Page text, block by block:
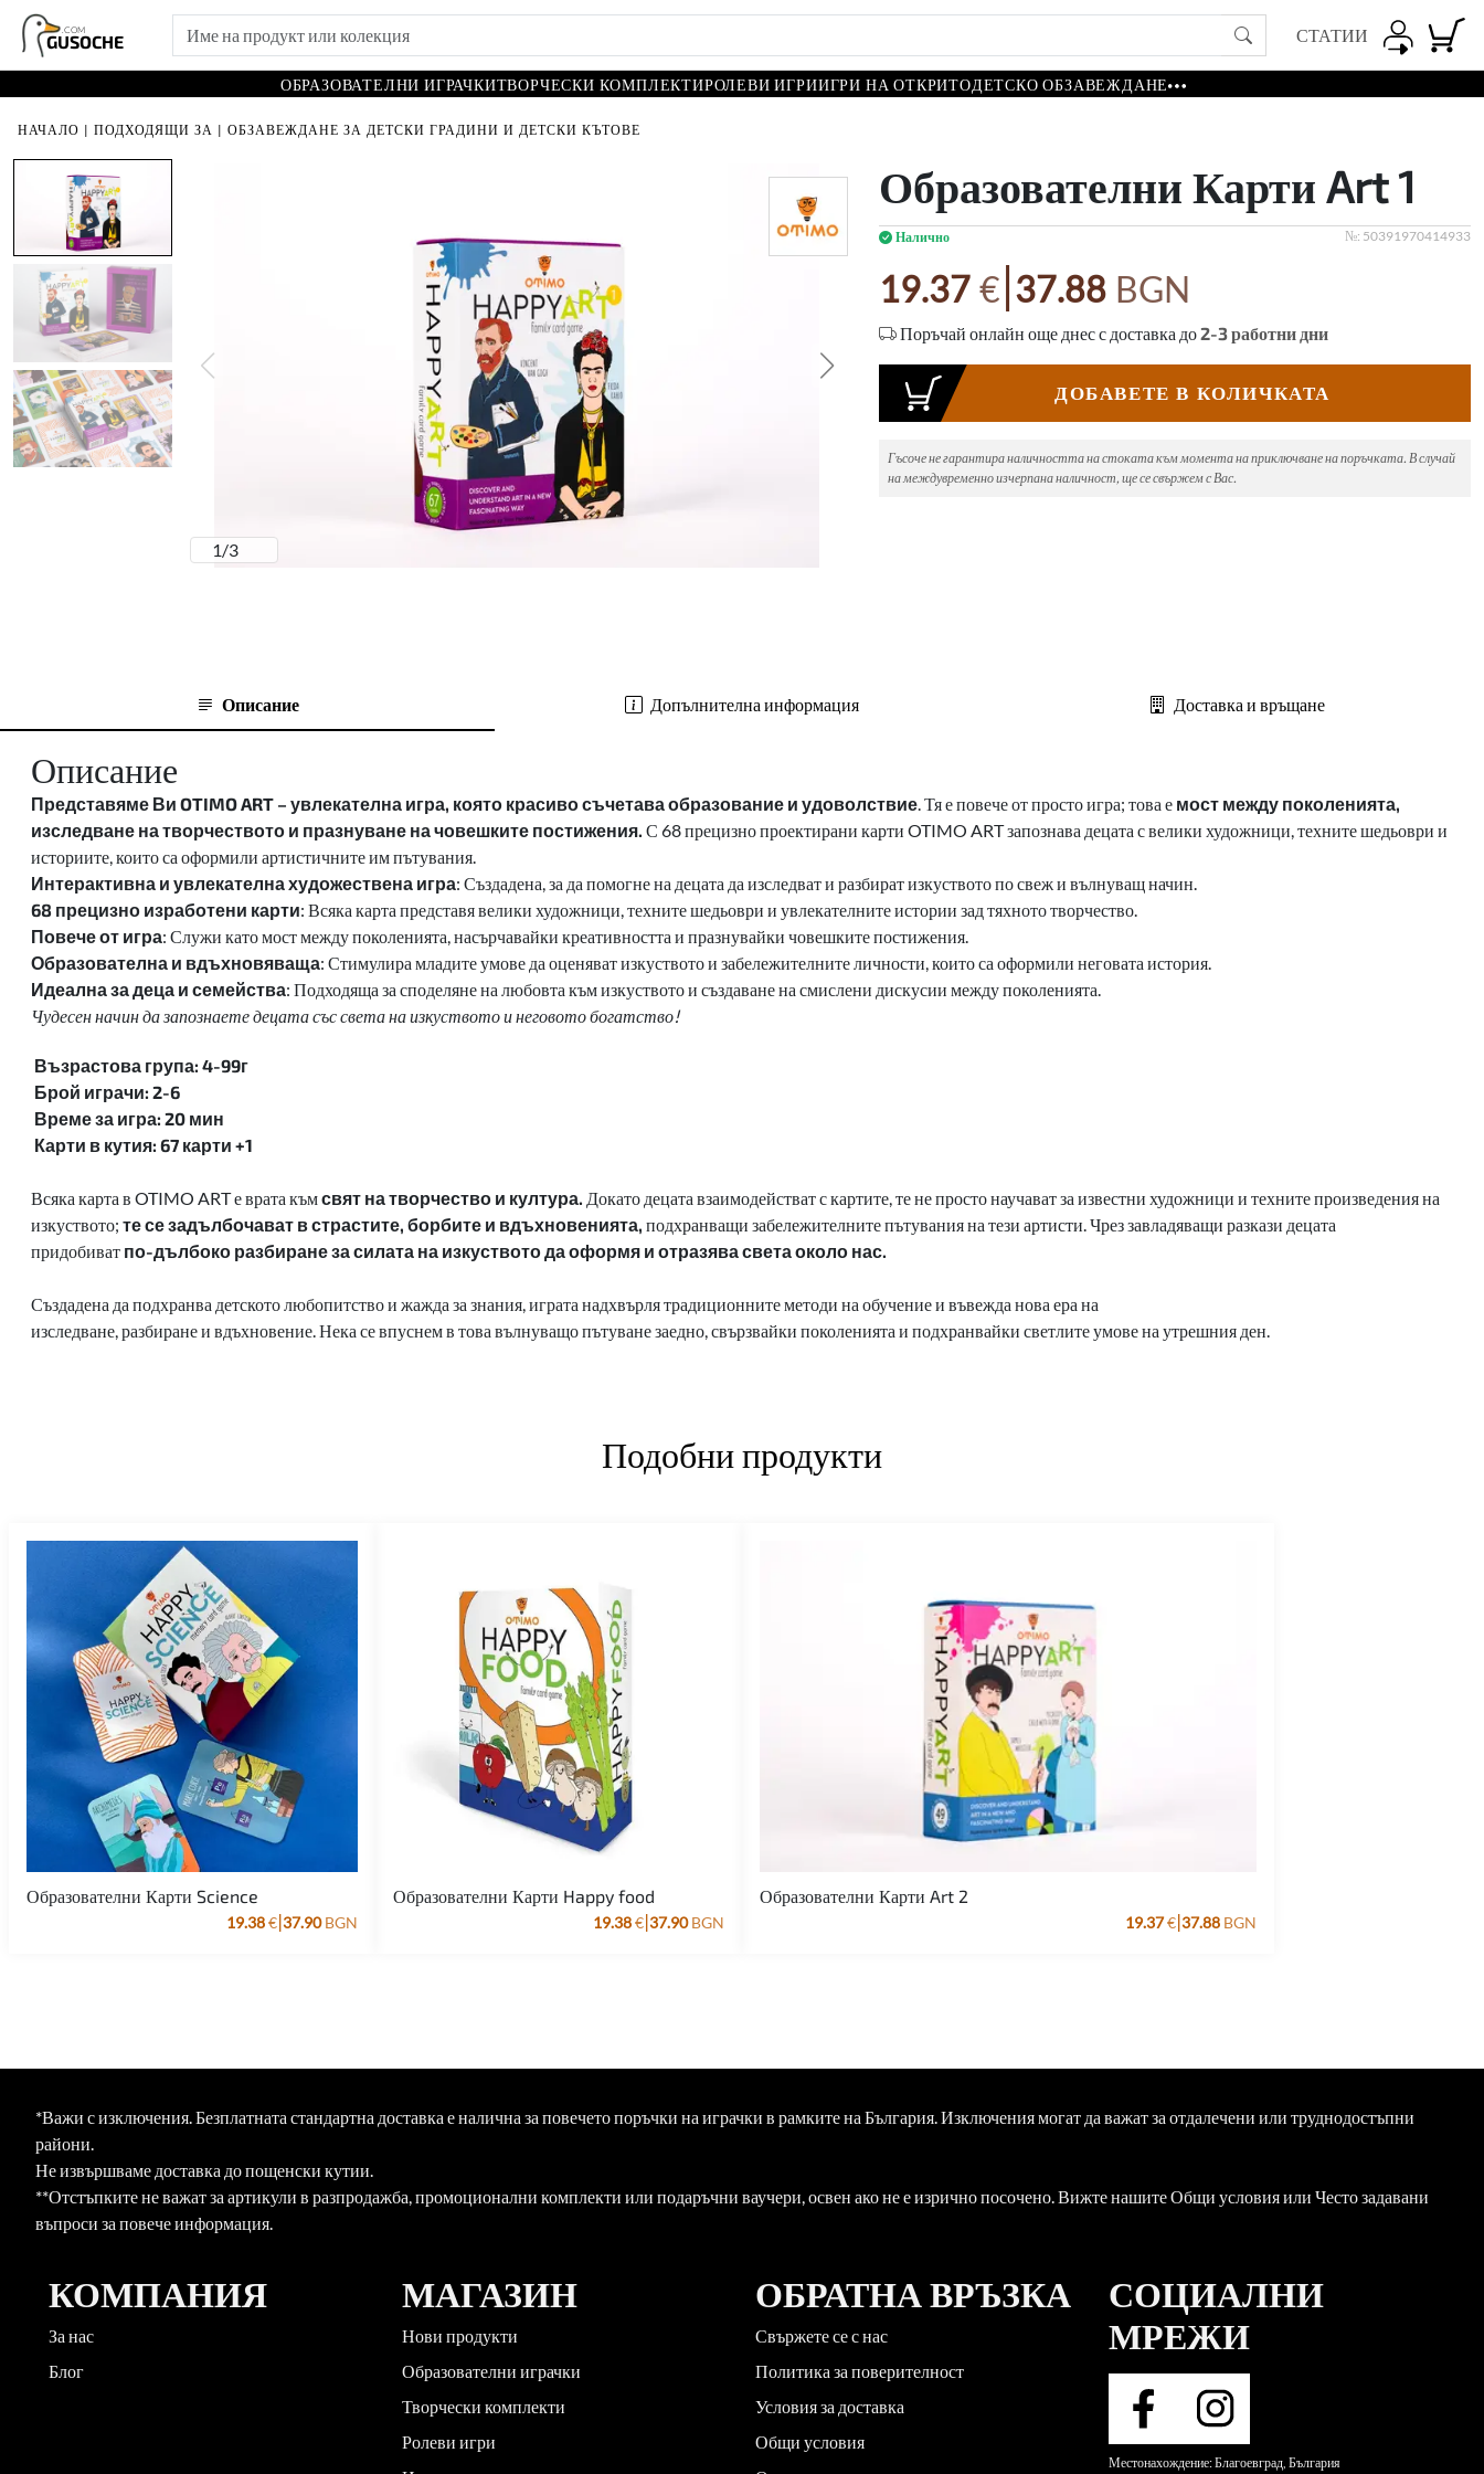
GUSOCHE
.COM СТАТИИ
ОБРАЗОВАТЕЛНИ ИГРАЧКИТВОРЧЕСКИ КОМПЛЕКТИРОЛЕВИ ИГРИИГРИ НА ОТКРИТОДЕТСКО ОБЗАВЕЖДАНЕ
НАЧАЛО | ПОДХОДЯЩИ ЗА | ОБЗАВЕЖДАНЕ ЗА ДЕТСКИ ГРАДИНИ И ДЕТСКИ КЪТОВЕ
1/3
Образователни Карти Art 1
Налично №: 50391970414933
19.37 €|37.88 BGN
Поръчай онлайн още днес с доставка до2-3работни дни
ДОБАВЕТЕ В КОЛИЧКАТА
Гъсоче не гарантира наличността на стоката към момента на приключване на поръчката. В случай
на междувременно изчерпана наличност, ще се свържем с Вас.
Описание Допълнителна информация Доставка и връщане
Описание
Представяме Ви OTIMO ART – увлекателна игра, която красиво съчетава образование и удоволствие . Тя е повече от просто игра; това е мост между поколенията,
изследване на творчеството и празнуване на човешките постижения. С 68 прецизно проектирани карти OTIMO ART запознава децата с велики художници, техните шедьоври и
историите, които са оформили артистичните им пътувания.
Интерактивна и увлекателна художествена игра: Създадена, за да помогне на децата да изследват и разбират изкуството по свеж и вълнуващ начин.
68 прецизно изработени карти: Всяка карта представя велики художници, техните шедьоври и увлекателните истории зад тяхното творчество.
Повече от игра: Служи като мост между поколенията, насърчавайки креативността и празнувайки човешките постижения.
Образователна и вдъхновяваща: Стимулира младите умове да оценяват изкуството и забележителните личности, които са оформили неговата история.
Идеална за деца и семейства: Подходяща за споделяне на любовта към изкуството и създаване на смислени дискусии между поколенията.
Чудесен начин да запознаете децата със света на изкуството и неговото богатство!
Възрастова група: 4-99г
Брой играчи: 2-6
Време за игра: 20 мин
Карти в кутия: 67 карти +1
Всяка карта в OTIMO ART е врата къмсвят на творчество и култура. Докато децата взаимодействат с картите, те не просто научават за известни художници и техните произведения на
изкуството; те се задълбочават в страстите, борбите и вдъхновенията, подхранващи забележителните пътувания на тези артисти. Чрез завладяващи разкази децата
придобиват по-дълбоко разбиране за силата на изкуството да оформя и отразява света около нас.
Създадена да подхранва детското любопитство и жажда за знания, играта надхвърля традиционните методи на обучение и въвежда нова ера на
изследване, разбиране и вдъхновение. Нека се впуснем в това вълнуващо пътуване заедно, свързвайки поколенията и подхранвайки светлите умове на утрешния ден.
Подобни продукти
Образователни Карти Science
19.38€|37.90 BGN
Образователни Карти Happy food
19.38€|37.90 BGN
Образователни Карти Art 2
19.37€|37.88 BGN
*Важи с изключения. Безплатната стандартна доставка е налична за повечето поръчки на играчки в рамките на България. Изключения могат да важат за отдалечени или труднодостъпни
райони.
Не извършваме доставка до пощенски кутии.
**Отстъпките не важат за артикули в разпродажба, промоционални комплекти или подаръчни ваучери, освен ако не е изрично посочено. Вижте нашите Общи условия или Често задавани
въпроси за повече информация.
КОМПАНИЯ
За нас
Блог
МАГАЗИН
Нови продукти
Образователни играчки
Творчески комплекти
Ролеви игри
ОБРАТНА ВРЪЗКА
Свържете се с нас
Политика за поверителност
Условия за доставка
Общи условия
СОЦИАЛНИ
МРЕЖИ
Местонахождение: Благоевград, България